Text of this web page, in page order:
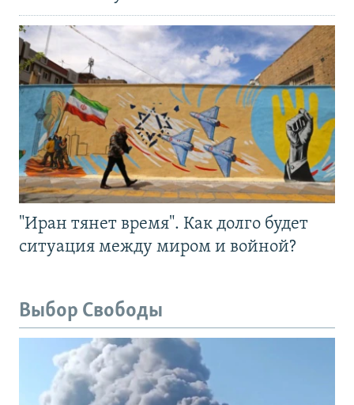
"Иран тянет время". Как долго будет
ситуация между миром и войной?
Выбор Свободы